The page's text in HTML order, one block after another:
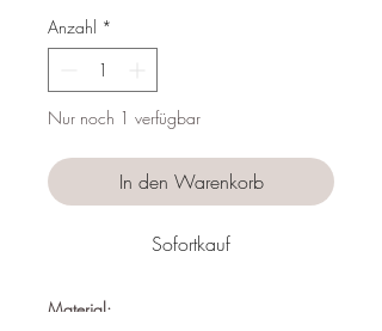
Anzahl *
Nur noch 1 verfügbar
In den Warenkorb
Sofortkauf
Material: